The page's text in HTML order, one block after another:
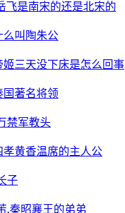
飞是南宋的还是北宋的
么叫陶朱公
三天没下床是怎么回事
著名将领
禁军教头
黄香温席的主人公
子
,秦昭襄王的弟弟